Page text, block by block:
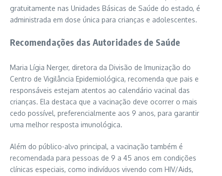
gratuitamente nas Unidades Básicas de Saúde do estado, é
administrada em dose única para crianças e adolescentes.
Recomendações das Autoridades de Saúde
Maria Lígia Nerger, diretora da Divisão de Imunização do
Centro de Vigilância Epidemiológica, recomenda que pais e
responsáveis estejam atentos ao calendário vacinal das
crianças. Ela destaca que a vacinação deve ocorrer o mais
cedo possível, preferencialmente aos 9 anos, para garantir
uma melhor resposta imunológica.
Além do público-alvo principal, a vacinação também é
recomendada para pessoas de 9 a 45 anos em condições
clínicas especiais, como indivíduos vivendo com HIV/Aids,